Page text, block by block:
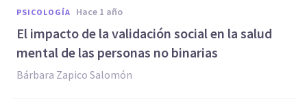
PSICOLOGÍA hace 1 año
El impacto de la validación social en la salud
mental de las personas no binarias
Bárbara Zapico Salomón